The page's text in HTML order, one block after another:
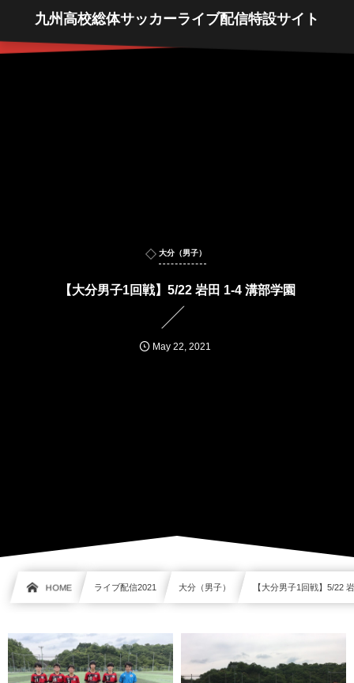
九州高校総体サッカーライブ配信特設サイト
大分（男子）
【大分男子1回戦】5/22 岩田 1-4 溝部学園
May 22,2021
HOME ライブ配信2021 大分（男子） 【大分男子1回戦】5/22